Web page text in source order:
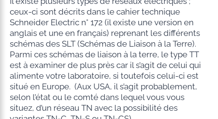
ceux-ci sont décrits dans le cahier technique
Schneider Electric n° 172 (il existe une version en
anglais et une en français) reprenant les différents
schémas des SLT (Schémas de Liaison à la Terre).
Parmi ces schémas de liaison à la terre, le type TT
est à examiner de plus près car il s’agit de celui qui
alimente votre laboratoire, si toutefois celui-ci est
situé en Europe. (Aux USA, il s’agit probablement,
selon l’état ou le comté dans lequel vous vous
situez, d’un réseau TN avec la possibilité des